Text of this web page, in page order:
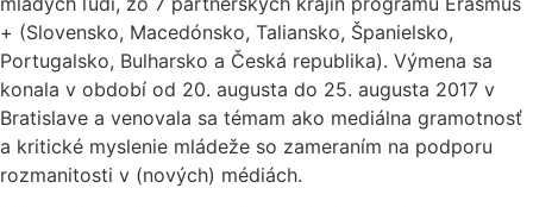
+ (Slovensko, Macedónsko, Taliansko, Španielsko,
Portugalsko, Bulharsko a Česká republika). Výmena sa
konala v období od 20. augusta do 25. augusta 2017 v
Bratislave a venovala sa témam ako mediálna gramotnosť
a kritické myslenie mládeže so zameraním na podporu
rozmanitosti v (nových) médiách.